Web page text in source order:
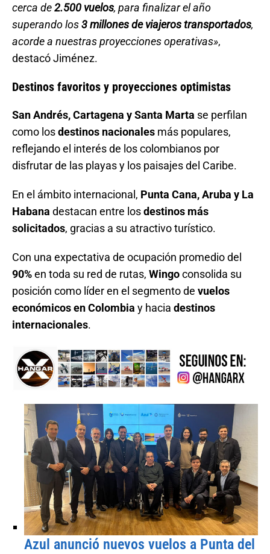
cerca de2.500 vuelos, para finalizar el año
superando los3 millones de viajeros transportados,
acorde a nuestras proyecciones operativas»,
destacó Jiménez.
Destinos favoritos y proyecciones optimistas
San Andrés, Cartagena y Santa Marta se perfilan
como losdestinos nacionales más populares,
reflejando el interés de los colombianos por
disfrutar de las playas y los paisajes del Caribe.
En el ámbito internacional, Punta Cana, Aruba y La
Habana destacan entre losdestinos más
solicitados, gracias a su atractivo turístico.
Con una expectativa de ocupación promedio del
90%en toda su red de rutas, Wingoconsolida su
posición como líder en el segmento de vuelos
económicos en Colombia y hacia destinos
internacionales.
Azul anunció nuevos vuelos a Punta del